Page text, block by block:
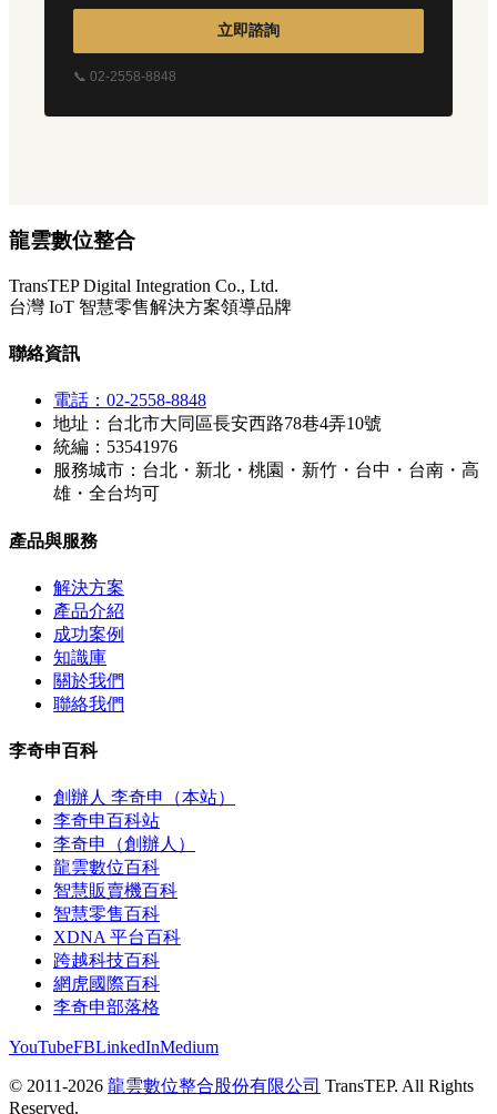
立即諮詢
📞 02-2558-8848
龍雲數位整合
TransTEP Digital Integration Co., Ltd.
台灣 IoT 智慧零售解決方案領導品牌
聯絡資訊
電話：02-2558-8848
地址：台北市大同區長安西路78巷4弄10號
統編：53541976
服務城市：台北・新北・桃園・新竹・台中・台南・高
雄・全台均可
產品與服務
解決方案
產品介紹
成功案例
知識庫
關於我們
聯絡我們
李奇申百科
創辦人 李奇申（本站）
李奇申百科站
李奇申（創辦人）
龍雲數位百科
智慧販賣機百科
智慧零售百科
XDNA 平台百科
跨越科技百科
網虎國際百科
李奇申部落格
YouTubeFBLinkedInMedium
© 2011-2026 龍雲數位整合股份有限公司 TransTEP. All Rights
Reserved.